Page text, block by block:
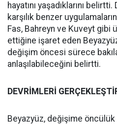
hayatını yaşadıklarını
karşılık benzer
Fas, Bahreyn ve Kuveyt gibi
ettiğine işaret eden
değişim öncesi sürece
anlaşılabileceğini belirtti.
DEVRİMLERİ
Beyazyüz, değişime